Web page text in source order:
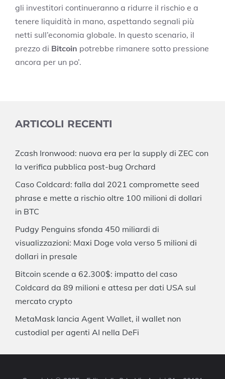
gli investitori continueranno a ridurre il rischio e a
tenere liquidità in mano, aspettando segnali più
netti sull’economia globale. In questo scenario, il
prezzo di Bitcoin potrebbe rimanere sotto pressione
ancora per un po’.
ARTICOLI RECENTI
Zcash Ironwood: nuova era per la supply di ZEC con
la verifica pubblica post-bug Orchard
Caso Coldcard: falla dal 2021 compromette seed
phrase e mette a rischio oltre 100 milioni di dollari
in BTC
Pudgy Penguins sfonda 450 miliardi di
visualizzazioni: Maxi Doge vola verso 5 milioni di
dollari in presale
Bitcoin scende a 62.300$: impatto del caso
Coldcard da 89 milioni e attesa per dati USA sul
mercato crypto
MetaMask lancia Agent Wallet, il wallet non
custodial per agenti AI nella DeFi